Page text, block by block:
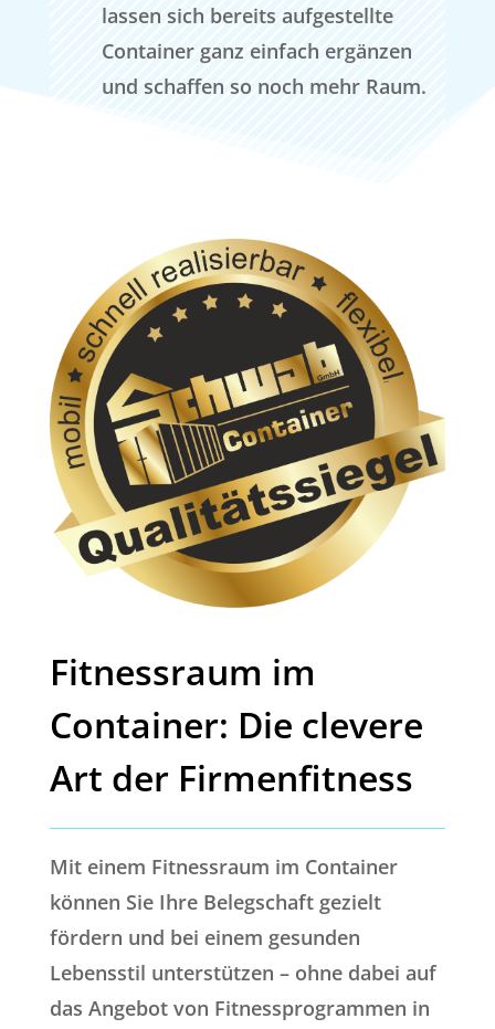
lassen sich bereits aufgestellte
Container ganz einfach ergänzen
und schaffen so noch mehr Raum.
Fitnessraum im
Container: Die clevere
Art der Firmenfitness
Mit einem Fitnessraum im Container
können Sie Ihre Belegschaft gezielt
fördern und bei einem gesunden
Lebensstil unterstützen – ohne dabei auf
das Angebot von Fitnessprogrammen in